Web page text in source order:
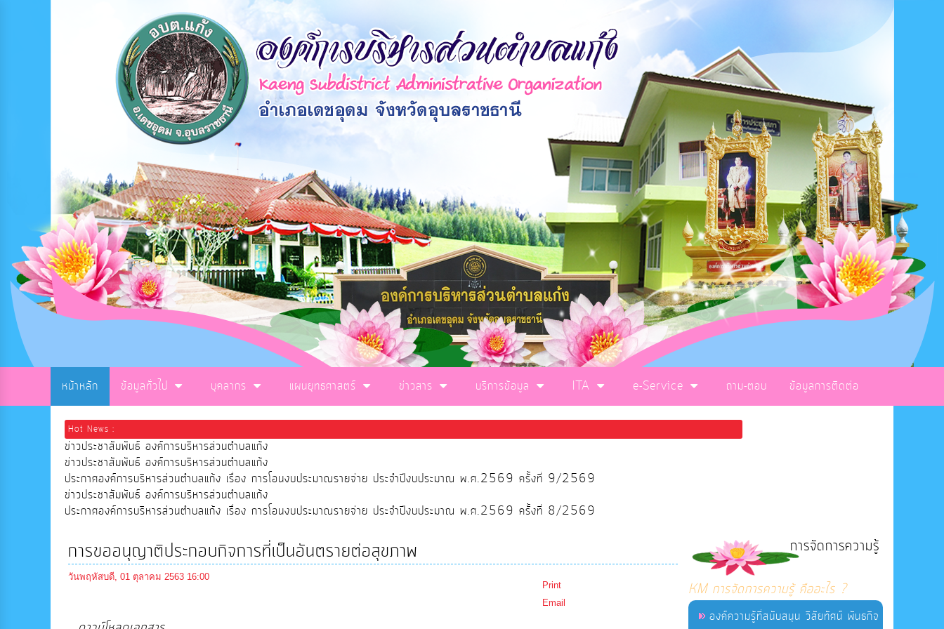
หน้าหลัก ข้อมูลทั่วไป บุคลากร แผนยุทธศาสตร์ ข่าวสาร บริการข้อมูล ITA e-Service ถาม-ตอบ ข้อมูลการติดต่อ
Hot News :
ข่าวประชาสัมพันธ์ องค์การบริหารส่วนตำบลแก้ง
ข่าวประชาสัมพันธ์ องค์การบริหารส่วนตำบลแก้ง
ประกาศองค์การบริหารส่วนตำบลแก้ง เรื่อง การโอนงบประมาณรายจ่าย ประจำปีงบประมาณ พ.ศ.2569 ครั้งที่ 9/2569
ข่าวประชาสัมพันธ์ องค์การบริหารส่วนตำบลแก้ง
ประกาศองค์การบริหารส่วนตำบลแก้ง เรื่อง การโอนงบประมาณรายจ่าย ประจำปีงบประมาณ พ.ศ.2569 ครั้งที่ 8/2569
การขออนุญาติประกอบกิจการที่เป็นอันตรายต่อสุขภาพ
วันพฤหัสบดี, 01 ตุลาคม 2563 16:00
Print
Email
การจัดการความรู้
KM การจัดการความรู้ คืออะไร ?
องค์ความรู้ที่สนับสนุน วิสัยทัศน์ พันธกิจ